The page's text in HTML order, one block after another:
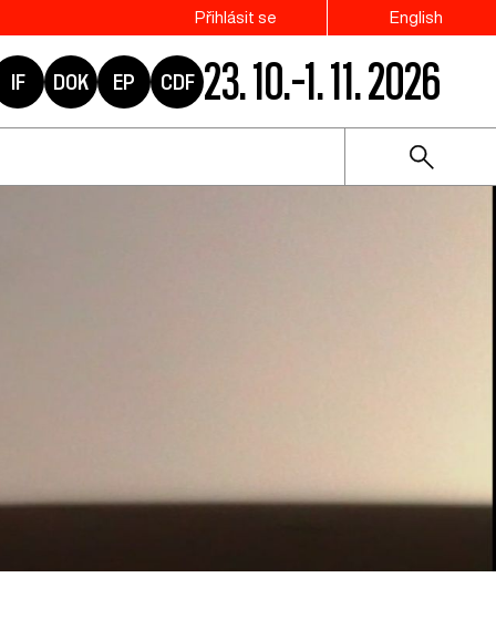
Přihlásit se English
IF DOK EP CDF 23. 10.–1. 11. 2026